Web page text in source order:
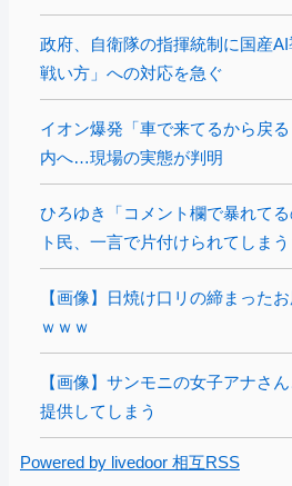
政府、自衛隊の指揮統制に国産
戦い方」への対応を急ぐ
イオン爆発「車で来てるから戻
内へ…現場の実態が判明
ひろゆき「コメント欄で暴れて
ト民、一言で片付けられてしま
【画像】日焼け口リの締まった
ｗｗｗ
【画像】サンモニの女子アナさ
提供してしまう
Powered by livedoor 相互RSS